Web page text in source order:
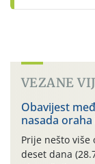
VEZANE
Obavijest
nasada
Prije nešto
deset dana